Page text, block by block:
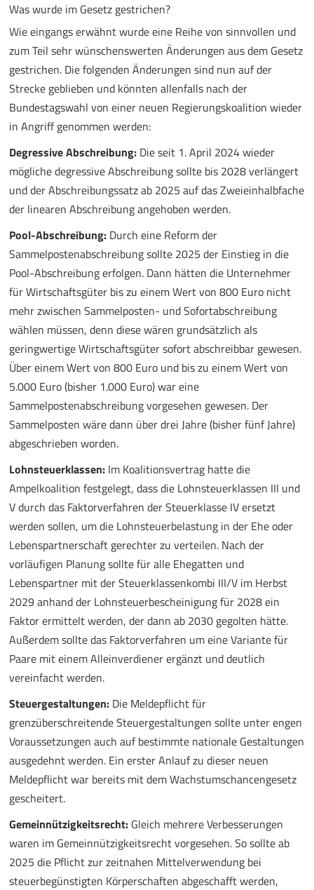
Was wurde im Gesetz gestrichen?
Wie eingangs erwähnt wurde eine Reihe von sinnvollen und
zum Teil sehr wünschenswerten Änderungen aus dem Gesetz
gestrichen. Die folgenden Änderungen sind nun auf der
Strecke geblieben und könnten allenfalls nach der
Bundestagswahl von einer neuen Regierungskoalition wieder
in Angriff genommen werden:
Degressive Abschreibung: Die seit 1. April 2024 wieder
mögliche degressive Abschreibung sollte bis 2028 verlängert
und der Abschreibungssatz ab 2025 auf das Zweieinhalbfache
der linearen Abschreibung angehoben werden.
Pool-Abschreibung: Durch eine Reform der
Sammelpostenabschreibung sollte 2025 der Einstieg in die
Pool-Abschreibung erfolgen. Dann hätten die Unternehmer
für Wirtschaftsgüter bis zu einem Wert von 800 Euro nicht
mehr zwischen Sammelposten- und Sofortabschreibung
wählen müssen, denn diese wären grundsätzlich als
geringwertige Wirtschaftsgüter sofort abschreibbar gewesen.
Über einem Wert von 800 Euro und bis zu einem Wert von
5.000 Euro (bisher 1.000 Euro) war eine
Sammelpostenabschreibung vorgesehen gewesen. Der
Sammelposten wäre dann über drei Jahre (bisher fünf Jahre)
abgeschrieben worden.
Lohnsteuerklassen: Im Koalitionsvertrag hatte die
Ampelkoalition festgelegt, dass die Lohnsteuerklassen III und
V durch das Faktorverfahren der Steuerklasse IV ersetzt
werden sollen, um die Lohnsteuerbelastung in der Ehe oder
Lebenspartnerschaft gerechter zu verteilen. Nach der
vorläufigen Planung sollte für alle Ehegatten und
Lebenspartner mit der Steuerklassenkombi III/V im Herbst
2029 anhand der Lohnsteuerbescheinigung für 2028 ein
Faktor ermittelt werden, der dann ab 2030 gegolten hätte.
Außerdem sollte das Faktorverfahren um eine Variante für
Paare mit einem Alleinverdiener ergänzt und deutlich
vereinfacht werden.
Steuergestaltungen: Die Meldepflicht für
grenzüberschreitende Steuergestaltungen sollte unter engen
Voraussetzungen auch auf bestimmte nationale Gestaltungen
ausgedehnt werden. Ein erster Anlauf zu dieser neuen
Meldepflicht war bereits mit dem Wachstumschancengesetz
gescheitert.
Gemeinnützigkeitsrecht: Gleich mehrere Verbesserungen
waren im Gemeinnützigkeitsrecht vorgesehen. So sollte ab
2025 die Pflicht zur zeitnahen Mittelverwendung bei
steuerbegünstigten Körperschaften abgeschafft werden,